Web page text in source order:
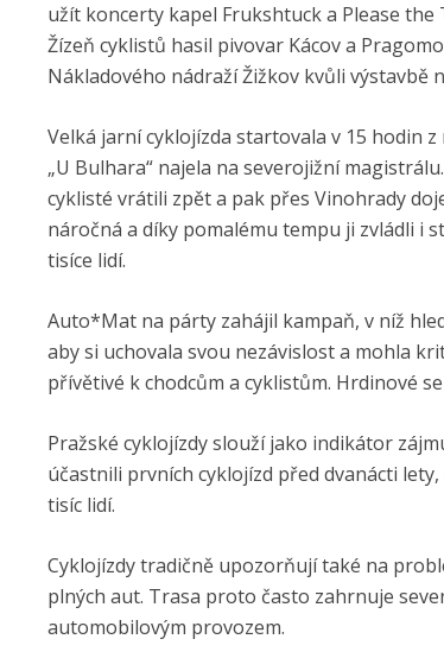
užít koncerty kapel Frukshtuck a Please the
Žízeň cyklistů hasil pivovar Kácov a
Nákladového nádraží Žižkov kvůli výstavbě
Velká jarní cyklojízda startovala v 15 hodin
„U Bulhara“ najela na severojižní
cyklisté vrátili zpět a pak přes Vinohrady
náročná a díky pomalému tempu ji zvládli i
tisíce lidí.
Auto*Mat na párty zahájil kampaň, v níž
aby si uchovala svou nezávislost a mohla
přívětivé k chodcům a cyklistům. Hrdinové
Pražské cyklojízdy slouží jako indikátor
účastnili prvních cyklojízd před dvanácti
tisíc lidí.
Cyklojízdy tradičně upozorňují také na
plných aut. Trasa proto často zahrnuje
automobilovým provozem.